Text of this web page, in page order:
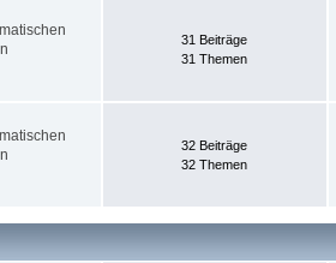
31 Beiträge
31 Themen
32 Beiträge
32 Themen